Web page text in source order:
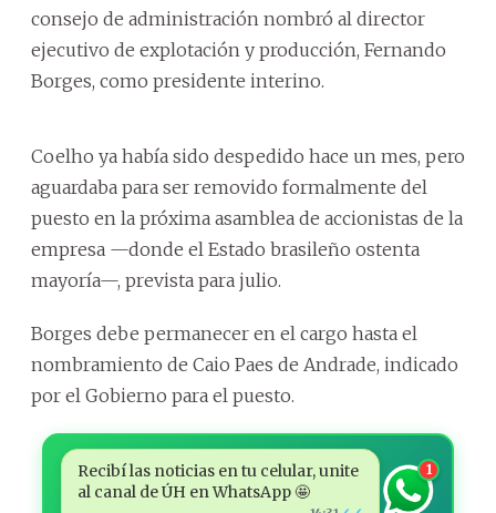
consejo de administración nombró al director
ejecutivo de explotación y producción, Fernando
Borges, como presidente interino.
Coelho ya había sido despedido hace un mes, pero
aguardaba para ser removido formalmente del
puesto en la próxima asamblea de accionistas de la
empresa —donde el Estado brasileño ostenta
mayoría—, prevista para julio.
Borges debe permanecer en el cargo hasta el
nombramiento de Caio Paes de Andrade, indicado
por el Gobierno para el puesto.
Recibí las noticias en tu celular, unite
al canal de ÚH en WhatsApp 🤩
1